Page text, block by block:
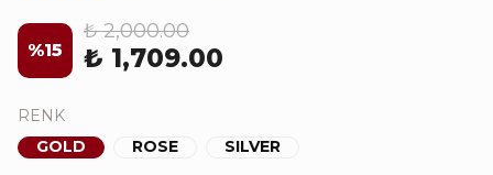
%15
₺ 2,000.00
₺ 1,709.00
RENK
GOLD
ROSE SILVER